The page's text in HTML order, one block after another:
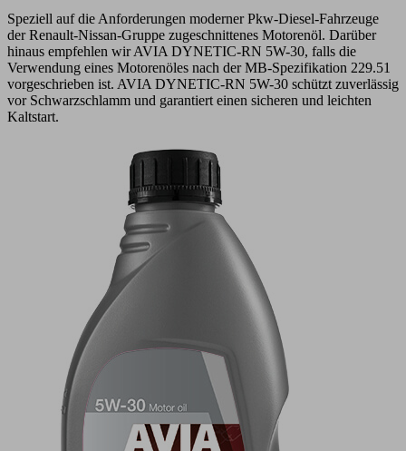
Speziell auf die Anforderungen moderner Pkw-Diesel-Fahrzeuge
der Renault-Nissan-Gruppe zugeschnittenes Motorenöl. Darüber
hinaus empfehlen wir AVIA DYNETIC-RN 5W-30, falls die
Verwendung eines Motorenöles nach der MB-Spezifikation 229.51
vorgeschrieben ist. AVIA DYNETIC-RN 5W-30 schützt zuverlässig
vor Schwarzschlamm und garantiert einen sicheren und leichten
Kaltstart.